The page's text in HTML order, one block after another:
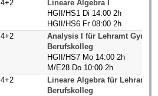
4+2
Lineare Algebra I
HGII/HS1 Di 14:00 2h
HGII/HS6 Fr 08:00 2h
4+2
Analysis I für Lehramt
Berufskolleg
HGII/HS7 Mo 14:00 2h
M/E28 Do 10:00 2h
4+2
Lineare Algebra für Lehramt
Berufskolleg